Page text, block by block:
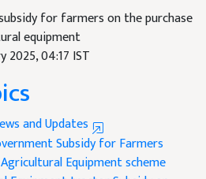
for farmers on the purchase
equipment
2025, 04:17 IST
and Updates
Subsidy for Farmers
Agricultural Equipment scheme